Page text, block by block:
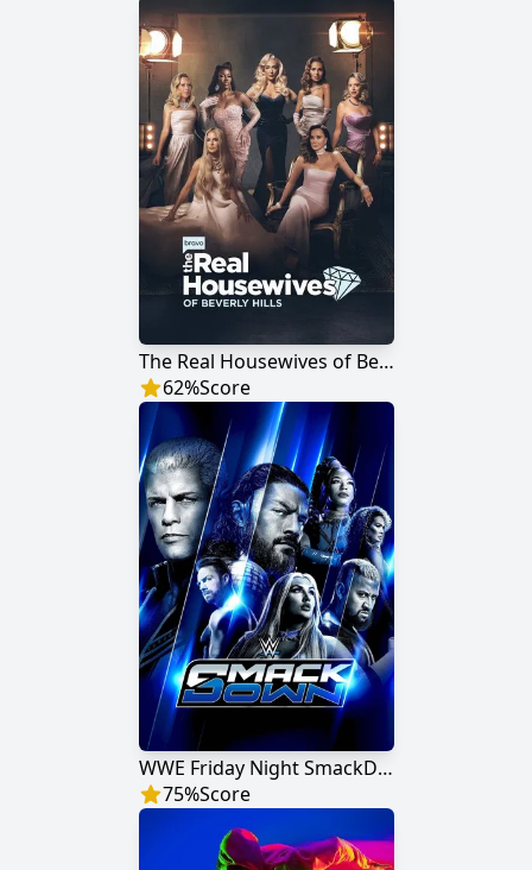
The Real Housewives of Beverly Hills
62%Score
WWE Friday Night SmackDown
75%Score